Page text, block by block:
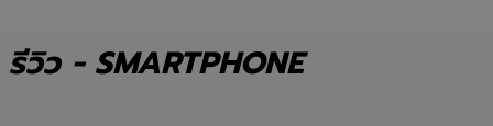
รีวิว - SMARTPHONE